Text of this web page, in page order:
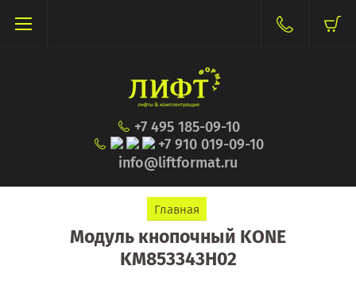
+7 495 185-09-10
+7 910 019-09-10
info@liftformat.ru
Главная
Модуль кнопочный KONE
KM853343H02